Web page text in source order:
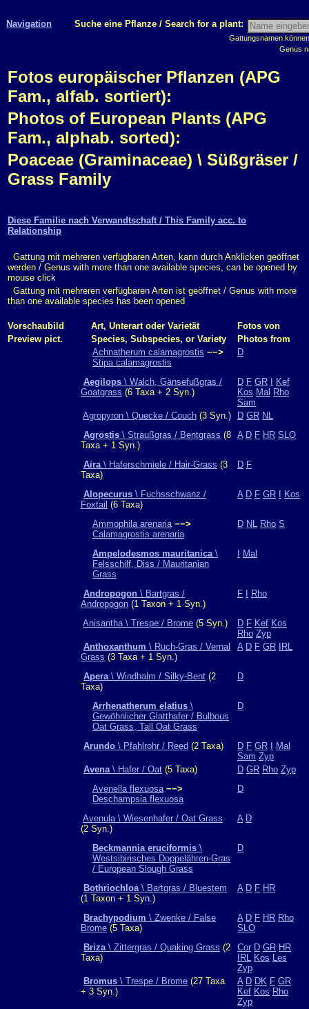
Navigation Suche eine Pflanze / Search for a plant:
Gattungsnamen
Genus
Fotos europäischer Pflanzen (APG
Fam., alfab. sortiert):
Photos of European Plants (APG
Fam., alphab. sorted):
Poaceae (Graminaceae) \ Süßgräser /
Grass Family
Diese Familie nach Verwandtschaft / This Family acc. to
Relationship
Gattung mit mehreren verfügbaren Arten, kann durch Anklicken geöffnet
werden / Genus with more than one available species, can be opened by
mouse click
Gattung mit mehreren verfügbaren Arten ist geöffnet / Genus with more
than one available species has been opened
Vorschaubild Art, Unterart oder Varietät
Fotos von
Preview pict.
Species, Subspecies, or Variety
Photos from
Achnatherum calamagrostis −−>
Stipa calamagrostis
D
Aegilops \ Walch, Gänsefußgras /
Goatgrass (6 Taxa + 2 Syn.)
D F GR
Kef
Kos Mal Rho
Sam
Agropyron \ Quecke / Couch (3 Syn.) D GR NL
Agrostis \ Straußgras / Bentgrass (8
Taxa + 1 Syn.)
A D F HR SLO
Aira\ Haferschmiele / Hair-Grass (3
Taxa)
D F
Alopecurus \ Fuchsschwanz /
Foxtail (6 Taxa)
A D F GR Kos
Ammophila arenaria −−>
Calamagrostis arenaria
D NL Rho S
Ampelodesmos mauritanica\
Felsschilf, Diss / Mauritanian
Grass
Mal
Andropogon \ Bartgras /
Andropogon (1 Taxon + 1 Syn.)
F Rho
Anisantha \ Trespe / Brome (5 Syn.) D F Kef Kos
Rho Zyp
Anthoxanthum \ Ruch-Gras / Vernal
Grass (3 Taxa + 1 Syn.)
A D F GR IRL
Apera\ Windhalm / Silky-Bent (2
Taxa)
D
Arrhenatherum elatius \
Gewöhnlicher Glatthafer / Bulbous
Oat Grass, Tall Oat Grass
D
Arundo \ Pfahlrohr / Reed (2 Taxa) D F GR
Mal
Sam Zyp
Avena\ Hafer / Oat (5 Taxa) D GR Rho Zyp
Avenella flexuosa −−>
Deschampsia flexuosa
D
Avenula \ Wiesenhafer / Oat Grass
(2 Syn.)
A D
Beckmannia eruciformis \
Westsibirisches Doppelähren-Gras
/ European Slough Grass
D
Bothriochloa\ Bartgras / Bluestem
(1 Taxon + 1 Syn.)
A D F HR
Brachypodium \ Zwenke / False
Brome (5 Taxa)
A D F HR Rho
SLO
Briza\ Zittergras / Quaking Grass (2
Taxa)
Cor D GR HR
IRL Kos Les
Zyp
Bromus \ Trespe / Brome (27 Taxa
+ 3 Syn.)
A D DK F GR
Kef Kos Rho
Zyp